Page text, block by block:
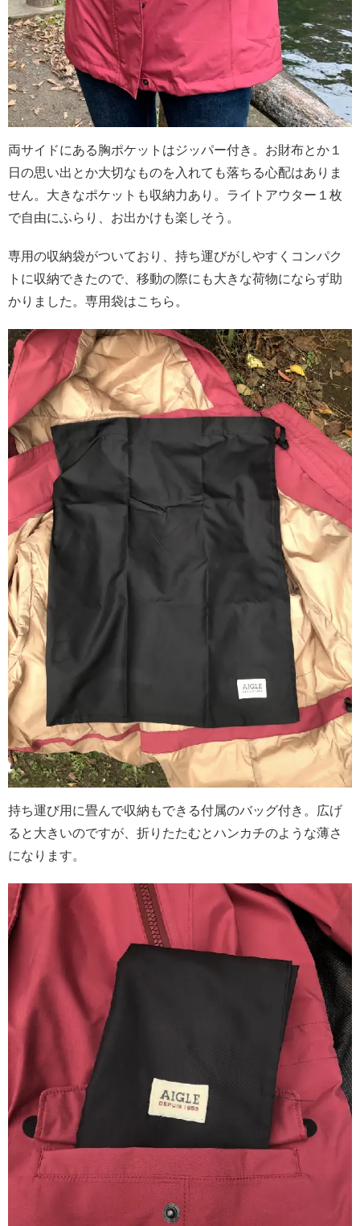
両サイドにある胸ポケットはジッパー付き。お財布とか１
日の思い出とか大切なものを入れても落ちる心配はありま
せん。大きなポケットも収納力あり。ライトアウター１枚
で自由にふらり、お出かけも楽しそう。
専用の収納袋がついており、持ち運びがしやすくコンパク
トに収納できたので、移動の際にも大きな荷物にならず助
かりました。 専用袋はこちら。
持ち運び用に畳んで収納もできる付属のバッグ付き。広げ
ると大きいのですが、折りたたむとハンカチのような薄さ
になります。